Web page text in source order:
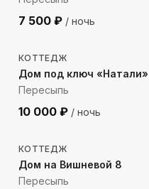
7 500 ₽ / ночь
250м до моря
КОТТЕДЖ
Дом под ключ «Натали»
Пересыпь
10 000 ₽ / ночь
276 м до моря
КОТТЕДЖ
Дом на Вишневой 8
Пересыпь